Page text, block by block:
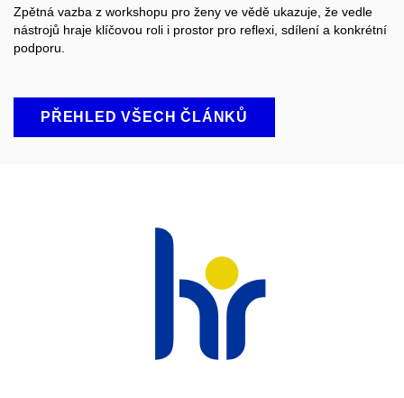
Zpětná vazba z workshopu pro ženy ve vědě ukazuje, že vedle
nástrojů hraje klíčovou roli i prostor pro reflexi, sdílení a konkrétní
podporu.
PŘEHLED VŠECH ČLÁNKŮ